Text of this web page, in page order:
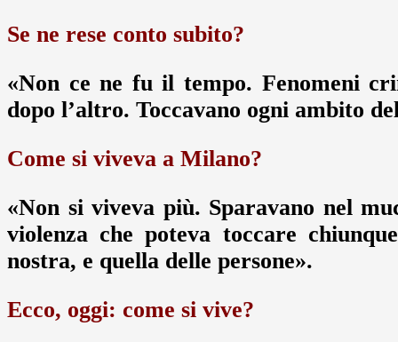
Se ne rese conto subito?
«Non ce ne fu il tempo. Fenomeni
dopo l’altro. Toccavano ogni ambito
Come si viveva a Milano?
«Non si viveva più. Sparavano nel
violenza che poteva toccare
nostra, e quella delle persone».
Ecco, oggi: come si vive?